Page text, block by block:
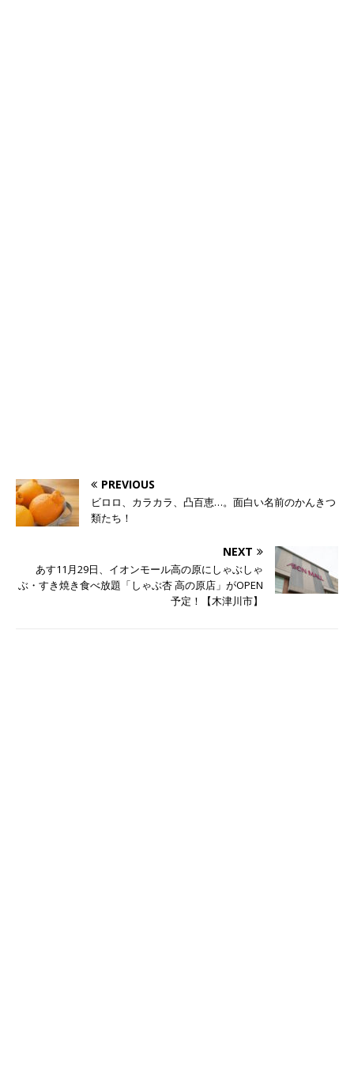
PREVIOUS
ビロロ、カラカラ、凸百恵…。面白い名前のかんきつ
類たち！
NEXT
あす11月29日、イオンモール高の原にしゃぶしゃ
ぶ・すき焼き食べ放題「しゃぶ杏 高の原店」がOPEN
予定！【木津川市】